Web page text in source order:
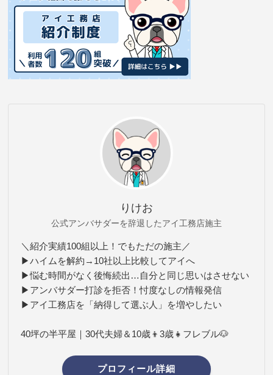
りけお
公式アンバサダーを辞退したアイ工務店施主
＼紹介実績100組以上！でもただの施主／
▶ハイムを解約→10社以上比較してアイへ
▶悩む時間がなく後悔続出…自分と同じ思いはさせない
▶アンバサダー打診を拒否！忖度なしの情報発信
▶アイ工務店を「納得して選ぶ人」を増やしたい
40坪の半平屋｜30代夫婦＆10歳👦3歳👧フレブル🐶
プロフィール詳細